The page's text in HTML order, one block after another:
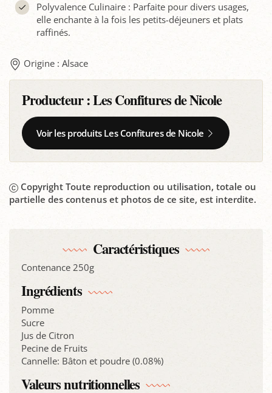
Polyvalence Culinaire : Parfaite pour divers usages,
elle enchante à la fois les petits-déjeuners et plats
raffinés.
Origine : Alsace
Producteur :Les Confitures de Nicole
Voir les produits Les Confitures de Nicole
Copyright Toute reproduction ou utilisation, totale ou
partielle des contenus et photos de ce site, est interdite.
Caractéristiques
Contenance 250g
Ingrédients
Pomme
Sucre
Jus de Citron
Pecine de Fruits
Cannelle: Bâton et poudre (0.08%)
Valeurs nutritionnelles